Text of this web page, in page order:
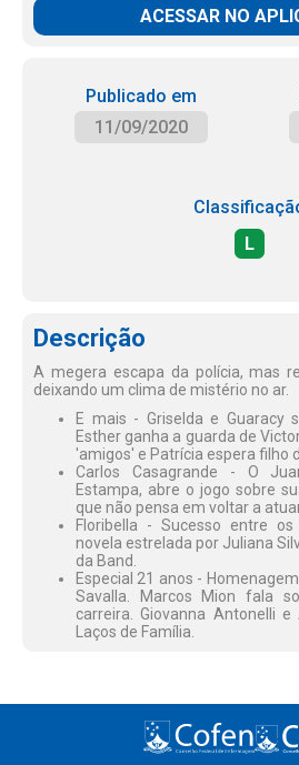
ACESSAR NO
Publicado em
11/09/2020
L
Descrição
A megera escapa da polícia, mas
deixando um clima de mistério no ar.
E mais - Griselda e Guaracy
Esther ganha a guarda de
'amigos' e Patrícia espera filho
Carlos Casagrande - O
Estampa, abre o jogo sobre
que não pensa em voltar a
Floribella - Sucesso entre
novela estrelada por Juliana
da Band.
Especial 21 anos -
Savalla. Marcos Mion fala
carreira. Giovanna Antonelli
Laços de Família.